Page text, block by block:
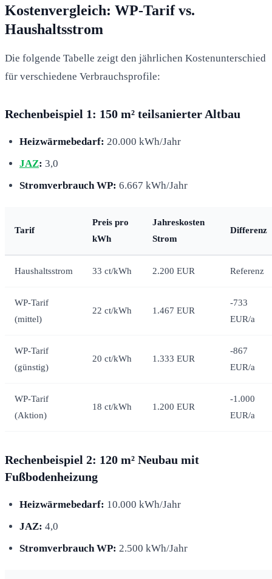
Kostenvergleich: WP-Tarif vs.
Haushaltsstrom
Die folgende Tabelle zeigt den jährlichen Kostenunterschied
für verschiedene Verbrauchsprofile:
Rechenbeispiel 1: 150 m² teilsanierter Altbau
Heizwärmebedarf: 20.000 kWh/Jahr
JAZ: 3,0
Stromverbrauch WP: 6.667 kWh/Jahr
Tarif
Preis pro
kWh
Jahreskosten
Strom
Differenz
Haushaltsstrom 33 ct/kWh 2.200 EUR Referenz
WP-Tarif
(mittel)
22 ct/kWh 1.467 EUR
-733
EUR/a
WP-Tarif
(günstig)
20 ct/kWh 1.333 EUR
-867
EUR/a
WP-Tarif
(Aktion)
18 ct/kWh 1.200 EUR
-1.000
EUR/a
Rechenbeispiel 2: 120 m² Neubau mit
Fußbodenheizung
Heizwärmebedarf: 10.000 kWh/Jahr
JAZ: 4,0
Stromverbrauch WP: 2.500 kWh/Jahr